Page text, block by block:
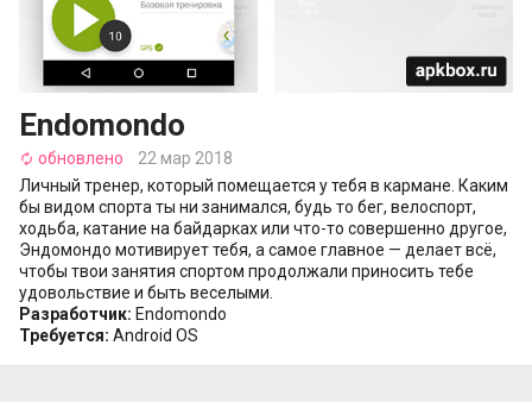
Endomondo
autorenew обновлено
22 мар 2018
Личный тренер, который помещается у тебя в кармане. Каким
бы видом спорта ты ни занимался, будь то бег, велоспорт,
ходьба, катание на байдарках или что-то совершенно другое,
Эндомондо мотивирует тебя, а самое главное — делает всё,
чтобы твои занятия спортом продолжали приносить тебе
удовольствие и быть веселыми.
Разработчик: Endomondo
Требуется: Android OS